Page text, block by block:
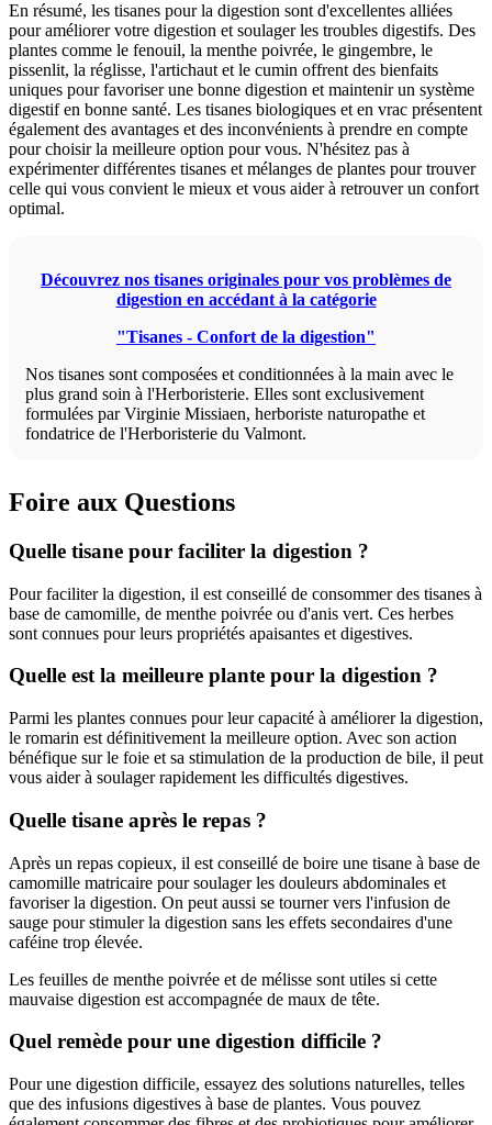
En résumé, les tisanes pour la digestion sont d'excellentes alliées
pour améliorer votre digestion et soulager les troubles digestifs. Des
plantes comme le fenouil, la menthe poivrée, le gingembre, le
pissenlit, la réglisse, l'artichaut et le cumin offrent des bienfaits
uniques pour favoriser une bonne digestion et maintenir un système
digestif en bonne santé. Les tisanes biologiques et en vrac présentent
également des avantages et des inconvénients à prendre en compte
pour choisir la meilleure option pour vous. N'hésitez pas à
expérimenter différentes tisanes et mélanges de plantes pour trouver
celle qui vous convient le mieux et vous aider à retrouver un confort
optimal.
Découvrez nos tisanes originales pour vos problèmes de
digestion en accédant à la catégorie
"Tisanes - Confort de la digestion"
Nos tisanes sont composées et conditionnées à la main avec le
plus grand soin à l'Herboristerie. Elles sont exclusivement
formulées par Virginie Missiaen, herboriste naturopathe et
fondatrice de l'Herboristerie du Valmont.
Foire aux Questions
Quelle tisane pour faciliter la digestion ?
Pour faciliter la digestion, il est conseillé de consommer des tisanes à
base de camomille, de menthe poivrée ou d'anis vert. Ces herbes
sont connues pour leurs propriétés apaisantes et digestives.
Quelle est la meilleure plante pour la digestion ?
Parmi les plantes connues pour leur capacité à améliorer la digestion,
le romarin est définitivement la meilleure option. Avec son action
bénéfique sur le foie et sa stimulation de la production de bile, il peut
vous aider à soulager rapidement les difficultés digestives.
Quelle tisane après le repas ?
Après un repas copieux, il est conseillé de boire une tisane à base de
camomille matricaire pour soulager les douleurs abdominales et
favoriser la digestion. On peut aussi se tourner vers l'infusion de
sauge pour stimuler la digestion sans les effets secondaires d'une
caféine trop élevée.
Les feuilles de menthe poivrée et de mélisse sont utiles si cette
mauvaise digestion est accompagnée de maux de tête.
Quel remède pour une digestion difficile ?
Pour une digestion difficile, essayez des solutions naturelles, telles
que des infusions digestives à base de plantes. Vous pouvez